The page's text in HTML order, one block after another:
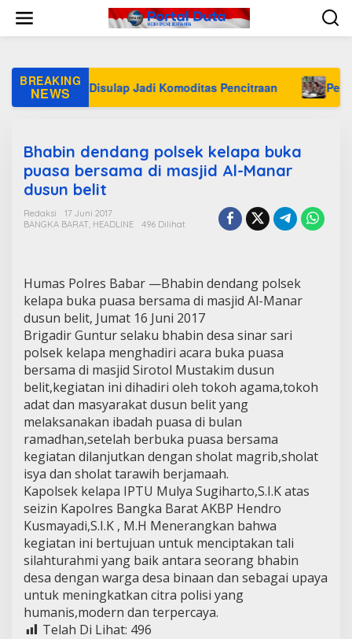
w
BREAKING
NEWS
Minimal Disulap Jadi Komoditas Pencitraan
Bhabin dendang polsek kelapa buka
puasa bersama di masjid Al-Manar
dusun belit
Redaksi
17 Juni 2017
BANGKA BARAT, HEADLINE 496 Dilihat
Humas Polres Babar —Bhabin dendang polsek
kelapa buka puasa bersama di masjid Al-Manar
dusun belit, Jumat 16 Juni 2017
Brigadir Guntur selaku bhabin desa sinar sari
polsek kelapa menghadiri acara buka puasa
bersama di masjid Sirotol Mustakim dusun
belit,kegiatan ini dihadiri oleh tokoh agama,tokoh
adat dan masyarakat dusun belit yang
melaksanakan ibadah puasa di bulan
ramadhan,setelah berbuka puasa bersama
kegiatan dilanjutkan dengan sholat magrib,sholat
isya dan sholat tarawih berjamaah.
Kapolsek kelapa IPTU Mulya Sugiharto,S.I.K atas
seizin Kapolres Bangka Barat AKBP Hendro
Kusmayadi,S.I.K , M.H Menerangkan bahwa
kegiatan ini bertujuan untuk menciptakan tali
silahturahmi yang baik antara seorang bhabin
desa dengan warga desa binaan dan sebagai upaya
untuk meningkatkan citra polisi yang
humanis,modern dan terpercaya.
Telah Di Lihat: 496